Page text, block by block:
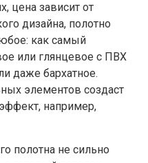
цена зависит от
дизайна, полотно
как самый
или глянцевое с ПВХ
даже бархатное.
элементов создаст
например,
полотна не сильно